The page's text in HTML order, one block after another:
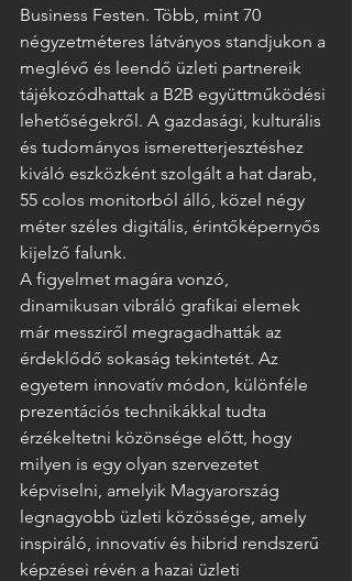
Business Festen. Több, mint 70
négyzetméteres látványos standjukon a
meglévő és leendő üzleti partnereik
tájékozódhattak a B2B együttműködési
lehetőségekről. A gazdasági, kulturális
és tudományos ismeretterjesztéshez
kiváló eszközként szolgált a hat darab,
55 colos monitorból álló, közel négy
méter széles digitális, érintőképernyős
kijelző falunk.
A figyelmet magára vonzó,
dinamikusan vibráló grafikai elemek
már messziről megragadhatták az
érdeklődő sokaság tekintetét. Az
egyetem innovatív módon, különféle
prezentációs technikákkal tudta
érzékeltetni közönsége előtt, hogy
milyen is egy olyan szervezetet
képviselni, amelyik Magyarország
legnagyobb üzleti közössége, amely
inspiráló, innovatív és hibrid rendszerű
képzései révén a hazai üzleti